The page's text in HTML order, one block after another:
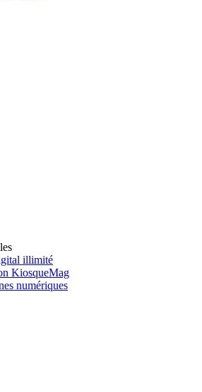
illimité
KiosqueMag
numériques